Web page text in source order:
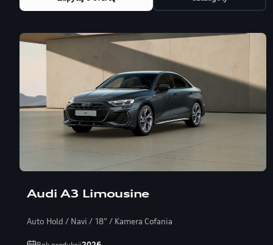
Audi A3 Limousine
Auto Hold / Navi / 18” / Kamera Cofania